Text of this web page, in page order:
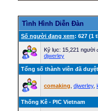
Tình Hình Diễn Ðàn
Số người đang xem: 627 (1
Kỷ lục: 15,221 người
djwerley
Tổng số thành viên đã
comaking djwerley,
Thống Kê - PIC Vietnam